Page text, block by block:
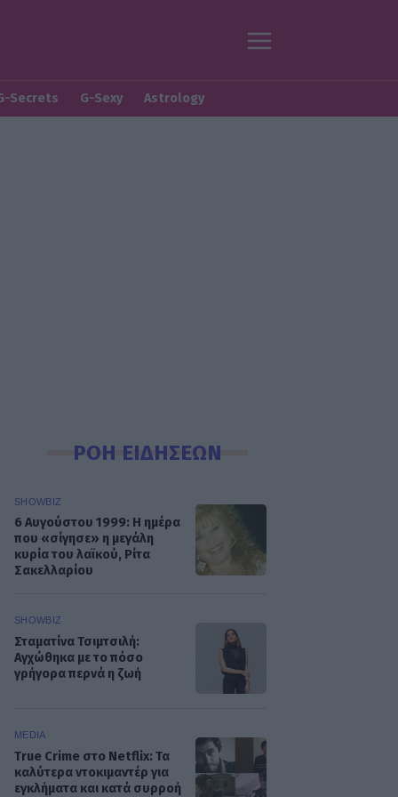
Secrets G-Sexy Astrology
ΡΟΗ ΕΙΔΗΣΕΩΝ
SHOWBIZ
6 Αυγούστου 1999: Η ημέρα
που «σίγησε» η μεγάλη
κυρία του λαϊκού, Ρίτα
Σακελλαρίου
SHOWBIZ
Σταματίνα Τσιμτσιλή:
Αγχώθηκα με το πόσο
γρήγορα περνά η ζωή
MEDIA
True Crime στο Netflix: Τα
καλύτερα ντοκιμαντέρ για
εγκλήματα και κατά συρροή